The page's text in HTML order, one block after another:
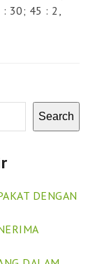
30; 45 : 2,
Search
DENGAN